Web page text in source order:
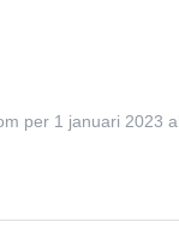
per 1 januari 2023